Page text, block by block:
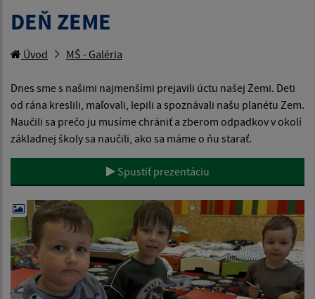
DEŇ ZEME
Úvod MŠ - Galéria
Dnes sme s našimi najmenšími prejavili úctu našej Zemi. Deti
od rána kreslili, maľovali, lepili a spoznávali našu planétu Zem.
Naučili sa prečo ju musíme chrániť a zberom odpadkov v okolí
základnej školy sa naučili, ako sa máme o ňu starať.
Spustiť prezentáciu